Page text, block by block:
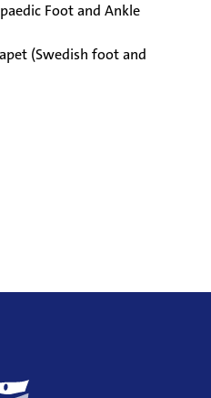
Foot and Ankle
(Swedish foot and